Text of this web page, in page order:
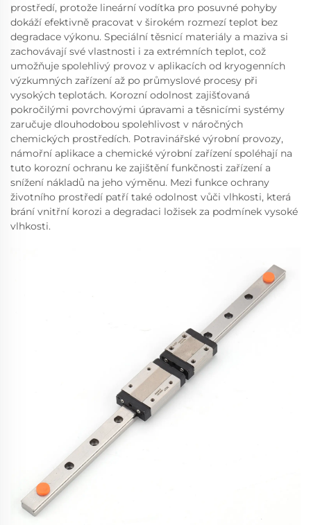
prostředí, protože lineární vodítka pro posuvné pohyby
dokáží efektivně pracovat v širokém rozmezí teplot bez
degradace výkonu. Speciální těsnicí materiály a maziva si
zachovávají své vlastnosti i za extrémních teplot, což
umožňuje spolehlivý provoz v aplikacích od kryogenních
výzkumných zařízení až po průmyslové procesy při
vysokých teplotách. Korozní odolnost zajišťovaná
pokročilými povrchovými úpravami a těsnicími systémy
zaručuje dlouhodobou spolehlivost v náročných
chemických prostředích. Potravinářské výrobní provozy,
námořní aplikace a chemické výrobní zařízení spoléhají na
tuto korozní ochranu ke zajištění funkčnosti zařízení a
snížení nákladů na jeho výměnu. Mezi funkce ochrany
životního prostředí patří také odolnost vůči vlhkosti, která
brání vnitřní korozi a degradaci ložisek za podmínek vysoké
vlhkosti.